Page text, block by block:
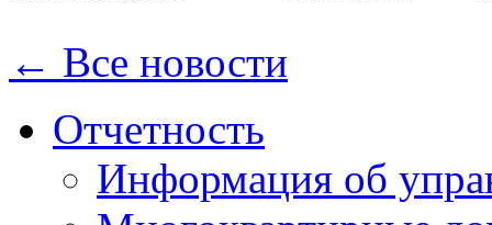
← Все новости
Отчетность
Информация об